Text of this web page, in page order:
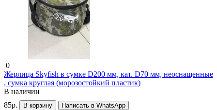
0
Жерлица Skyfish в сумке D200 мм, кат. D70 мм, неоснащенные
, сумка круглая (морозостойкий пластик)
В наличии
85р.
В корзину Написать в WhatsApp